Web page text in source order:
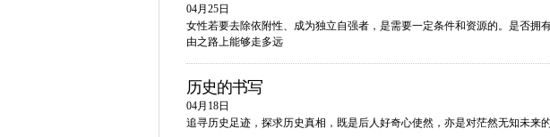
04月25日
女性若要去除依附性、成为独立自强者，是需要一定条件和资源的。是否拥
由之路上能够走多远
历史的书写
04月18日
追寻历史足迹，探求历史真相，既是后人好奇心使然，亦是对茫然无知未来